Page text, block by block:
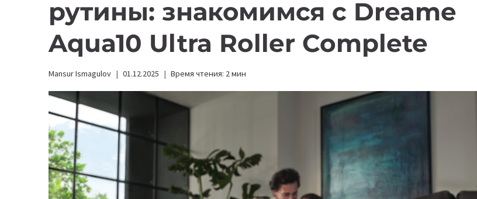
рутины: знакомимся с Dreame
Aqua10 Ultra Roller Complete
Mansur Ismagulov 01.12.2025 Время чтения: 2мин